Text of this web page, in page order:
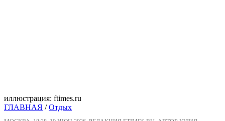
иллюстрация: ftimes.ru
ГЛАВНАЯ /Отдых